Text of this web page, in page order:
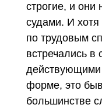
строгие, и
судами. И
по трудовым
встречались в
действующими
форме, это
большинстве